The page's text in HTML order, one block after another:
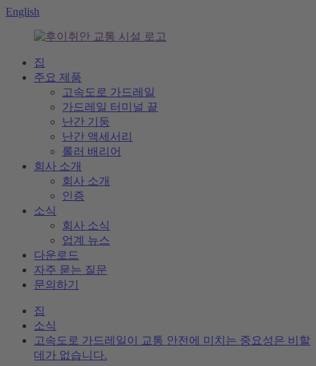
English
집
주요 제품
고속도로 가드레일
가드레일 터미널 끝
난간 기둥
난간 액세서리
롤러 배리어
회사 소개
회사 소개
인증
소식
회사 소식
업계 뉴스
다운로드
자주 묻는 질문
문의하기
집
소식
고속도로 가드레일이 교통 안전에 미치는 중요성은 비할
데가 없습니다.